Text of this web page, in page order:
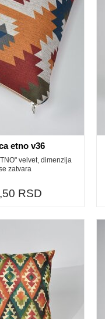
etno v36
velvet, dimenzija
zatvara
RSD